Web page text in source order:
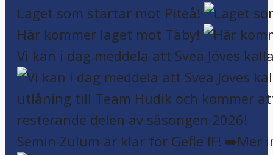
Laget som startar mot Piteå!
Här kommer laget mot Täby!
Vi kan i dag meddela att Svea Jöves
Semin Zulum är klar för Gefle IF! ➡️Mer